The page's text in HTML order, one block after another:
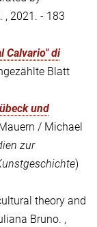
, 2021. - 183
Calvario" di
Blatt
und
/ Michael
zur
)
theory and
Bruno. ,